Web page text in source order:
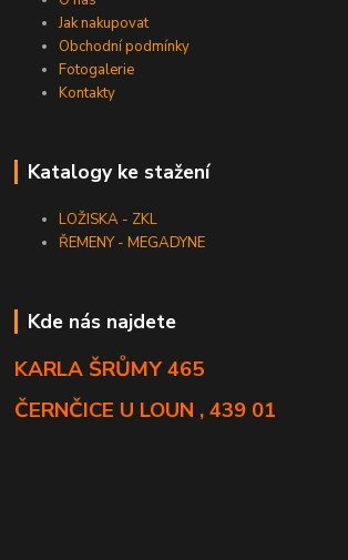
Jak nakupovat
Obchodní podmínky
Fotogalerie
Kontakty
Katalogy ke stažení
LOŽISKA - ZKL
ŘEMENY - MEGADYNE
Kde nás najdete
KARLA ŠRŮMY 465
ČERNČICE U LOUN , 439 01